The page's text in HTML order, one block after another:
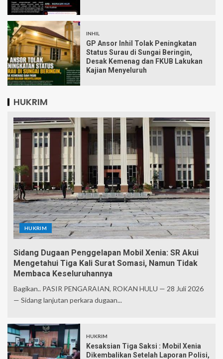
INHIL
GP Ansor Inhil Tolak Peningkatan
Status Surau di Sungai Beringin,
Desak Kemenag dan FKUB Lakukan
Kajian Menyeluruh
HUKRIM
HUKRIM
Sidang Dugaan Penggelapan Mobil Xenia: SR Akui
Mengetahui Tiga Kali Surat Somasi, Namun Tidak
Membaca Keseluruhannya
Bagikan.. PASIR PENGARAIAN, ROKAN HULU — 28 Juli 2026
— Sidang lanjutan perkara dugaan...
HUKRIM
Kesaksian Tiga Saksi : Mobil Xenia
Dikembalikan Setelah Laporan Polisi,